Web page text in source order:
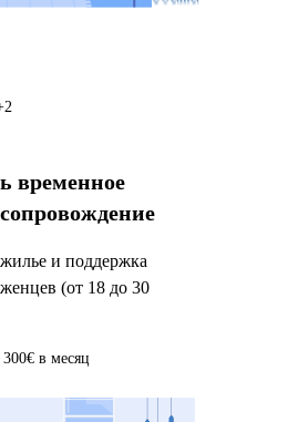
временное
и поддержка
(от 18 до 30
в месяц